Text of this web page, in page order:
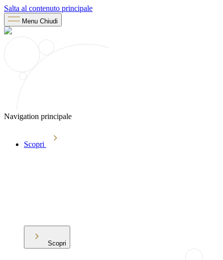
Salta al contenuto principale
Menu Chiudi
Navigation principale
Scopri
Scopri